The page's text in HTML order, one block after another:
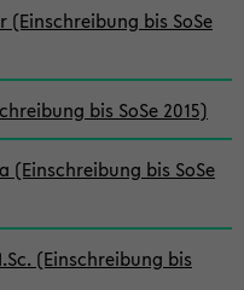
bis SoSe
bis SoSe 2015)
(Einschreibung bis SoSe
(Einschreibung bis